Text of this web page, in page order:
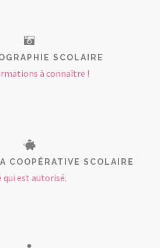
SCOLAIRE
à connaître !
COOPÉRATIVE SCOLAIRE
qui est autorisé.